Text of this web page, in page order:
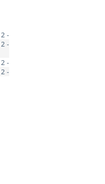
-
-
-
-